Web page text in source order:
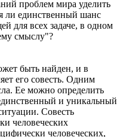
проблем мира уделить
ли единственный шанс
для всех задаче, в одном
смыслу"?
быть найден, и в
его совесть. Одним
Ее можно определить
и уникальный
Совесть
человеческих
человеческих,